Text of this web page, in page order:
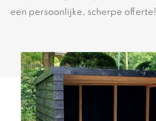
een persoonlijke, scherpe offerte!